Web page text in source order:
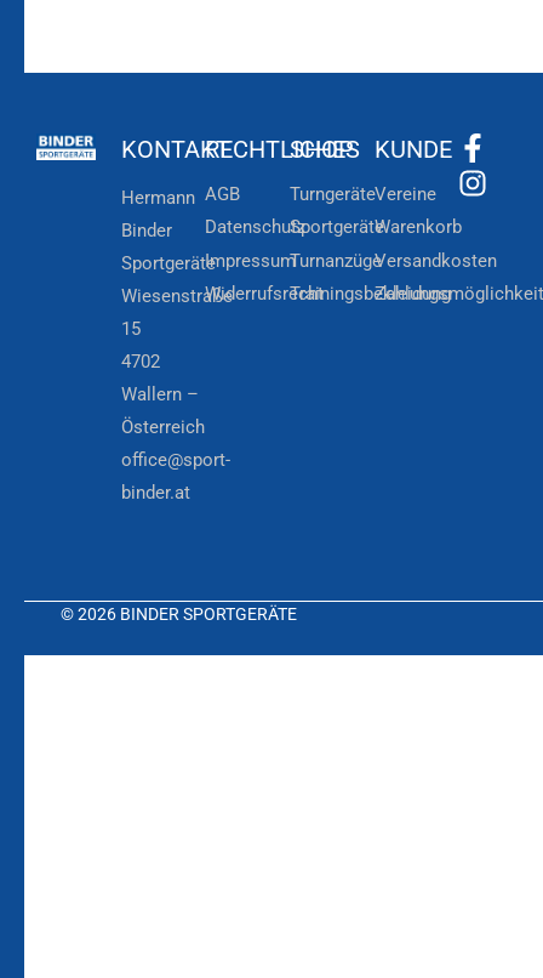
KONTAKT
Hermann
Binder
Sportgeräte
Wiesenstraße
15
4702
Wallern –
Österreich
office@sport-
binder.at
RECHTLICHES
AGB
Datenschutz
Impressum
Widerrufsrecht
SHOP
Turngeräte
Sportgeräte
Turnanzüge
Trainingsbekleidung
KUNDE
Vereine
Warenkorb
Versandkosten
© 2026 BINDER SPORTGERÄTE